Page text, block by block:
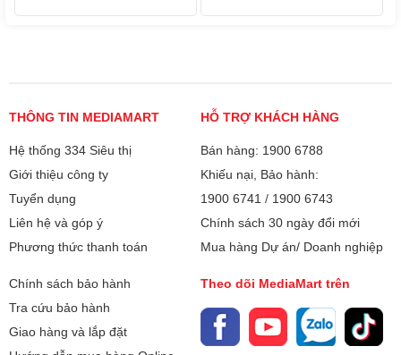
lắp xong đã chảy nước, làm
thuật. Vậy lắp đặt điều hòa cần
lưu ý những gì? Hãy cùng điểm
các sai lầm đắt giá mà bạn cần
đặc biệt giám sát khi thợ thi
công tại nhà.
tâm lớn từ người tiêu dùng, đặc
vừa và nhỏ. Vậy điều hòa 9000
BTU dùng cho phòng bao nhiêu
chính xác nhằm tối ưu hóa chi
phí đầu tư và hóa đơn tiền điện
THÔNG TIN MEDIAMART
Hệ thống 334 Siêu thị
Giới thiệu công ty
Tuyển dụng
Liên hệ và góp ý
Phương thức thanh toán
HỖ TRỢ KHÁCH HÀNG
Bán hàng: 1900 6788
Khiếu nại, Bảo hành:
1900 6741 / 1900 6743
Chính sách 30 ngày đổi mới
Mua hàng Dự án/ Doanh nghiệp
Chính sách bảo hành
Tra cứu bảo hành
Giao hàng và lắp đặt
Theo dõi MediaMart trên